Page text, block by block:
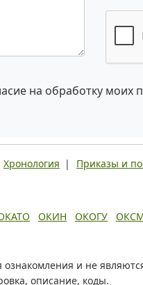
на обработку моих
Хронология | Приказы и
ОКИН ОКОГУ
и не
описание, коды.